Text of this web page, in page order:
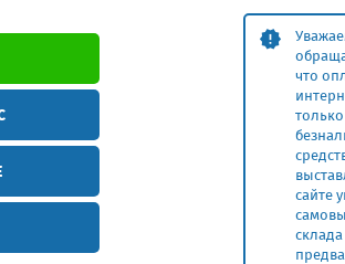
что
сайте